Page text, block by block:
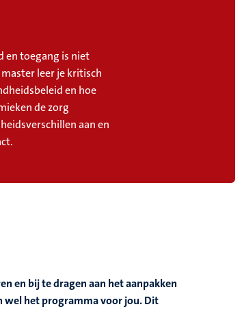
en toegang is niet
leer je kritisch
en hoe
de zorg
aan en
en bij te dragen aan het aanpakken
wel het programma voor jou. Dit